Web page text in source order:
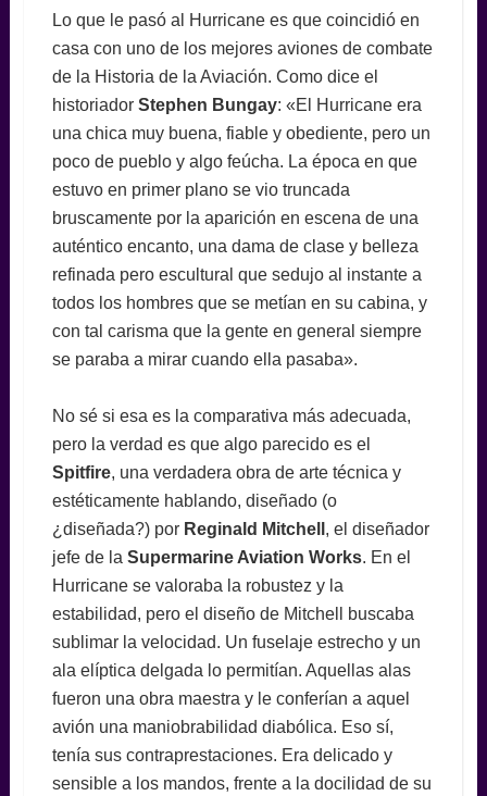
Lo que le pasó al Hurricane es que coincidió en
casa con uno de los mejores aviones de combate
de la Historia de la Aviación. Como dice el
historiador Stephen Bungay: «El Hurricane era
una chica muy buena, fiable y obediente, pero un
poco de pueblo y algo feúcha. La época en que
estuvo en primer plano se vio truncada
bruscamente por la aparición en escena de una
auténtico encanto, una dama de clase y belleza
refinada pero escultural que sedujo al instante a
todos los hombres que se metían en su cabina, y
con tal carisma que la gente en general siempre
se paraba a mirar cuando ella pasaba».
No sé si esa es la comparativa más adecuada,
pero la verdad es que algo parecido es el
Spitfire, una verdadera obra de arte técnica y
estéticamente hablando, diseñado (o
¿diseñada?) por Reginald Mitchell , el diseñador
jefe de la Supermarine Aviation Works. En el
Hurricane se valoraba la robustez y la
estabilidad, pero el diseño de Mitchell buscaba
sublimar la velocidad. Un fuselaje estrecho y un
ala elíptica delgada lo permitían. Aquellas alas
fueron una obra maestra y le conferían a aquel
avión una maniobrabilidad diabólica. Eso sí,
tenía sus contraprestaciones. Era delicado y
sensible a los mandos, frente a la docilidad de su